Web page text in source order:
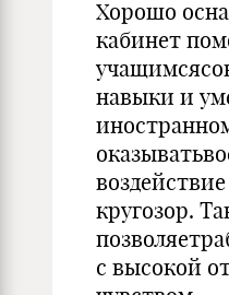
Хорошо
кабинет
навыки и
кругозор.
с высокой